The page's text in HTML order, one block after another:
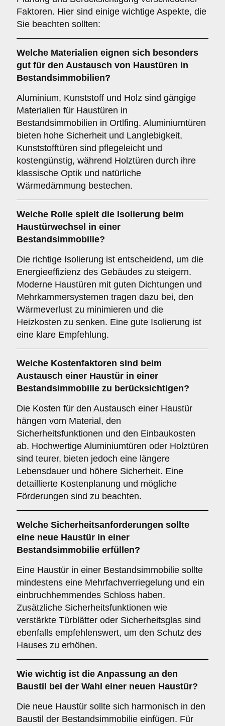
Faktoren. Hier sind einige wichtige Aspekte, die
Sie beachten sollten:
Welche Materialien eignen sich besonders
gut für den Austausch von Haustüren in
Bestandsimmobilien?
Aluminium, Kunststoff und Holz sind gängige
Materialien für Haustüren in
Bestandsimmobilien in Ortlfing. Aluminiumtüren
bieten hohe Sicherheit und Langlebigkeit,
Kunststofftüren sind pflegeleicht und
kostengünstig, während Holztüren durch ihre
klassische Optik und natürliche
Wärmedämmung bestechen.
Welche Rolle spielt die Isolierung beim
Haustürwechsel in einer
Bestandsimmobilie?
Die richtige Isolierung ist entscheidend, um die
Energieeffizienz des Gebäudes zu steigern.
Moderne Haustüren mit guten Dichtungen und
Mehrkammersystemen tragen dazu bei, den
Wärmeverlust zu minimieren und die
Heizkosten zu senken. Eine gute Isolierung ist
eine klare Empfehlung.
Welche Kostenfaktoren sind beim
Austausch einer Haustür in einer
Bestandsimmobilie zu berücksichtigen?
Die Kosten für den Austausch einer Haustür
hängen vom Material, den
Sicherheitsfunktionen und den Einbaukosten
ab. Hochwertige Aluminiumtüren oder Holztüren
sind teurer, bieten jedoch eine längere
Lebensdauer und höhere Sicherheit. Eine
detaillierte Kostenplanung und mögliche
Förderungen sind zu beachten.
Welche Sicherheitsanforderungen sollte
eine neue Haustür in einer
Bestandsimmobilie erfüllen?
Eine Haustür in einer Bestandsimmobilie sollte
mindestens eine Mehrfachverriegelung und ein
einbruchhemmendes Schloss haben.
Zusätzliche Sicherheitsfunktionen wie
verstärkte Türblätter oder Sicherheitsglas sind
ebenfalls empfehlenswert, um den Schutz des
Hauses zu erhöhen.
Wie wichtig ist die Anpassung an den
Baustil
bei der Wahl einer neuen Haustür?
Die neue Haustür sollte sich harmonisch in den
Baustil der Bestandsimmobilie einfügen. Für